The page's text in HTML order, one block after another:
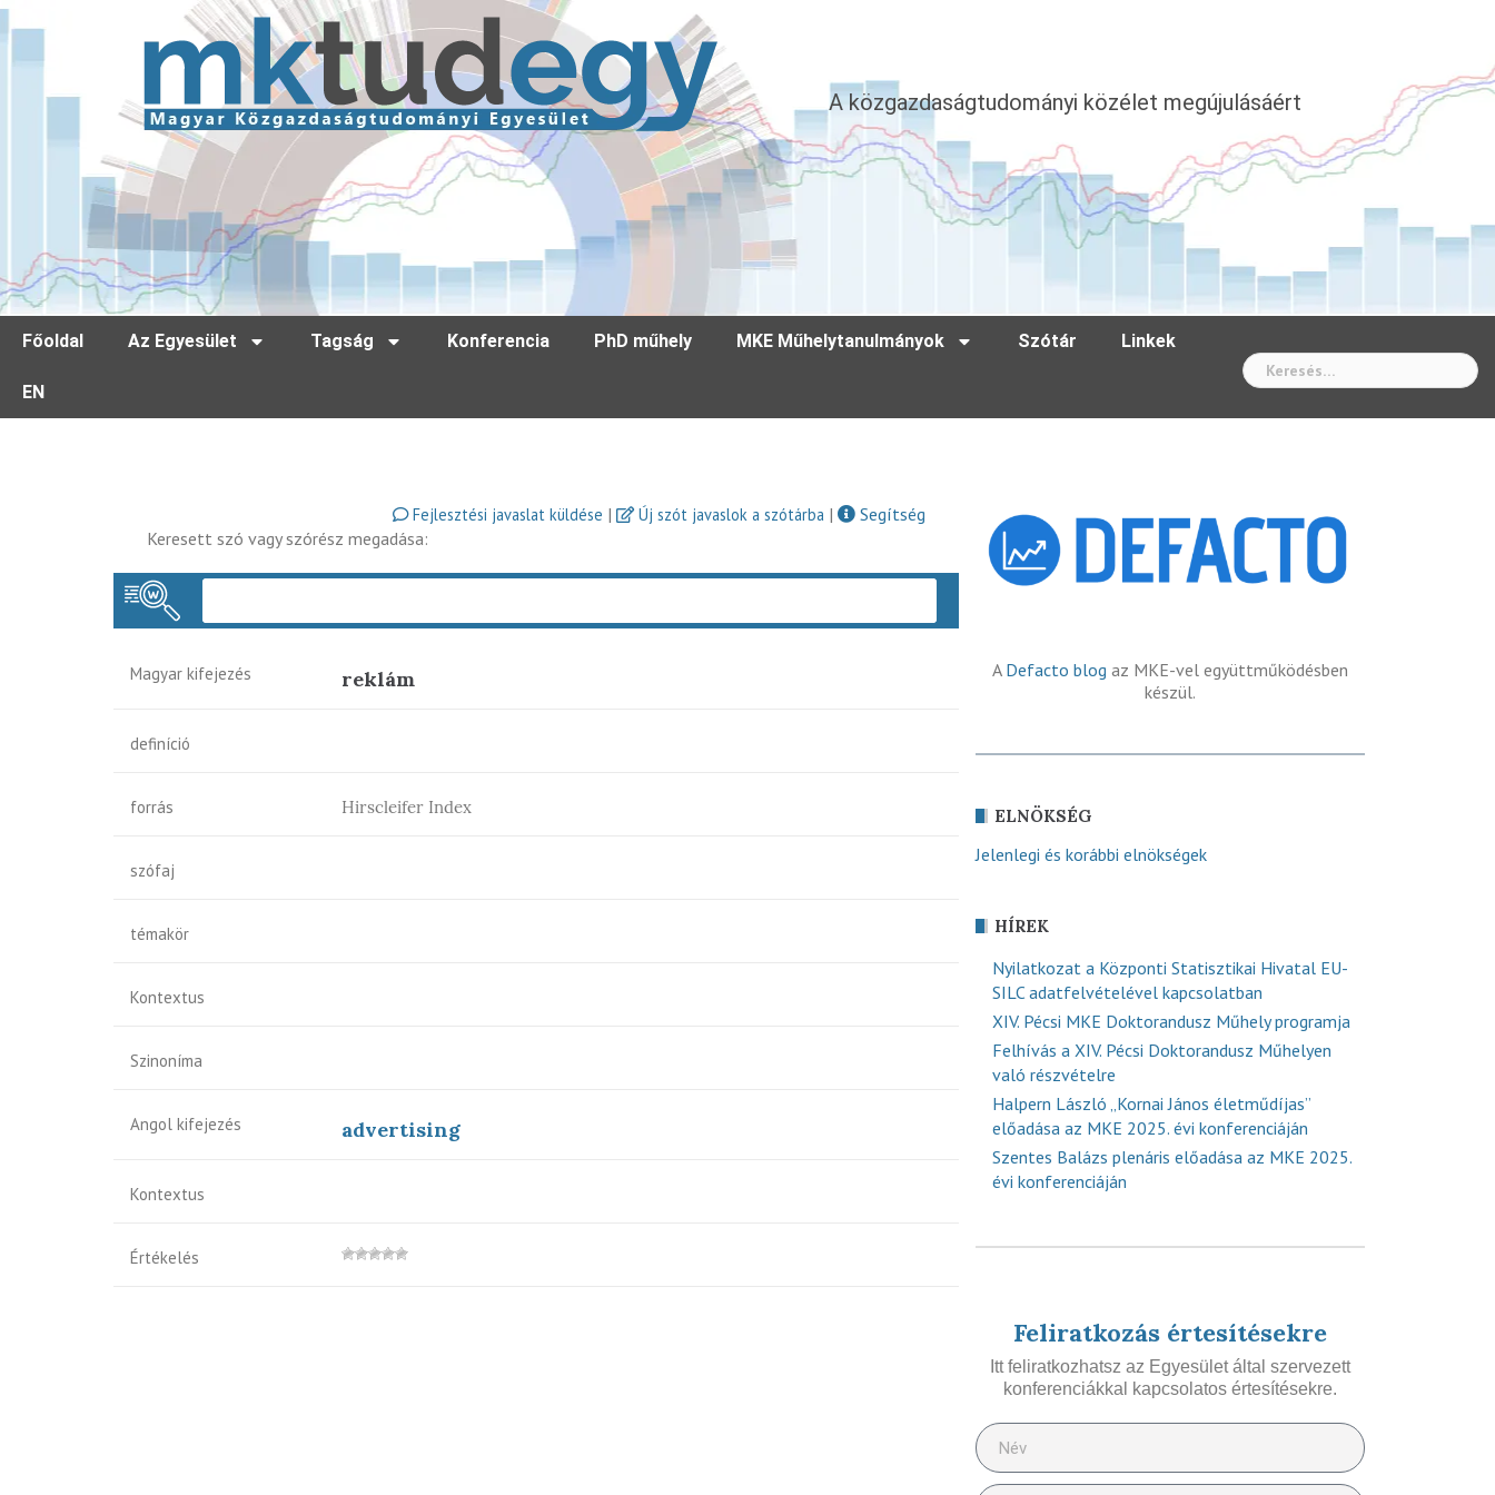
A közgazdaságtudományi közélet megújulásáért
Főoldal Az Egyesület Tagság Konferencia PhD műhely MKE Műhelytanulmányok Szótár Linkek
EN
Fejlesztési javaslat küldése | Új szót javaslok a szótárba |
Segítség
Keresett szó vagy szórész megadása:
Magyar kifejezés reklám
definíció
forrás Hirscleifer Index
szófaj
témakör
Kontextus
Szinoníma
Angol kifejezés advertising
Kontextus
Értékelés
A Defacto blog az MKE-vel együttműködésben
készül.
ELNÖKSÉG
Jelenlegi és korábbi elnökségek
HÍREK
Nyilatkozat a Központi Statisztikai Hivatal EU-
SILC adatfelvételével kapcsolatban
XIV. Pécsi MKE Doktorandusz Műhely programja
Felhívás a XIV. Pécsi Doktorandusz Műhelyen
való részvételre
Halpern László „Kornai János életműdíjas”
előadása az MKE 2025. évi konferenciáján
Szentes Balázs plenáris előadása az MKE 2025.
évi konferenciáján
Feliratkozás értesítésekre
Itt feliratkozhatsz az Egyesület által szervezett
konferenciákkal kapcsolatos értesítésekre.